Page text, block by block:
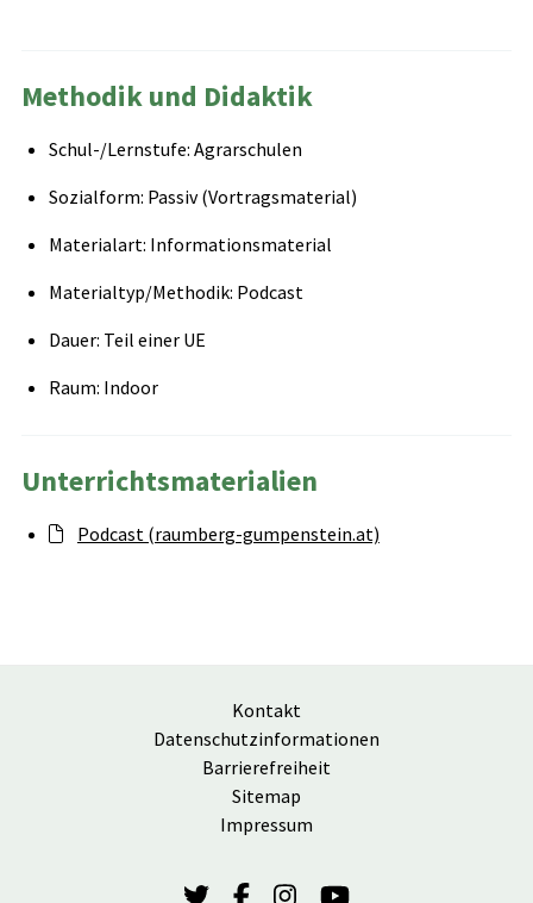
Methodik und Didaktik
Schul-/Lernstufe: Agrarschulen
Sozialform: Passiv (Vortragsmaterial)
Materialart: Informationsmaterial
Materialtyp/Methodik: Podcast
Dauer: Teil einer UE
Raum: Indoor
Unterrichtsmaterialien
Podcast (raumberg-gumpenstein.at)
Kontakt
Datenschutzinformationen
Barrierefreiheit
Sitemap
Impressum